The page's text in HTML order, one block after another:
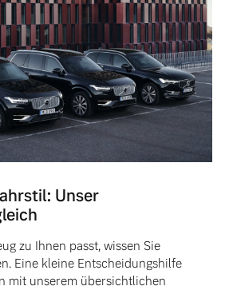
Unser
zu Ihnen passt, wissen Sie
Eine kleine Entscheidungshilfe
mit unserem übersichtlichen